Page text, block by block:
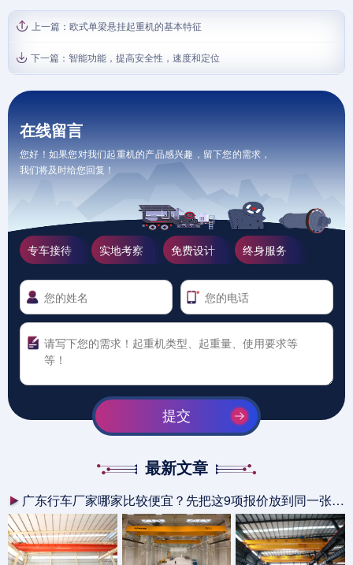
上一篇： 欧式单梁悬挂起重机的基本特征
下一篇： 智能功能，提高安全性，速度和定位
在线留言
您好！如果您对我们起重机的产品感兴趣，留下您的需求，
我们将及时给您回复！
专车接待 实地考察 免费设计 终身服务
提交
最新文章
广东行车厂家哪家比较便宜？先把这9项报价放到同一张表里